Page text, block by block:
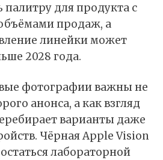
палитру для продукта с
продаж, а
линейки может
2028 года.
фотографии важны не
анонса, а как взгляд
варианты даже
Чёрная Apple Vision
лабораторной